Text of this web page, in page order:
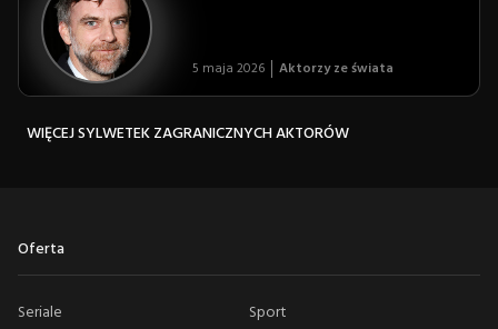
5 maja 2026 Aktorzy ze świata
WIĘCEJ SYLWETEK ZAGRANICZNYCH AKTORÓW
Oferta
Seriale
Sport